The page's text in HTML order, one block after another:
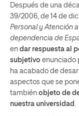
Después de una
39/2006, de 14 de
Personal y Atención
dependencia de
en dar respuesta al
subjetivo enunciado
ha acabado de
aspectos que se
también objeto de
nuestra universidad .